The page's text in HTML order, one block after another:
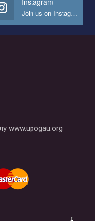
Join us on Instagram
www.upogau.org